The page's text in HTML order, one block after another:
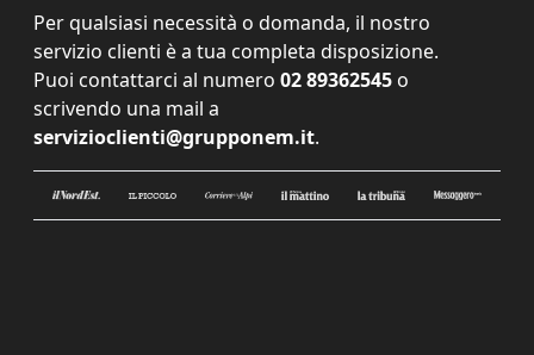
Per qualsiasi necessità o domanda, il nostro
servizio clienti è a tua completa disposizione.
Puoi contattarci al numero 02 89362545 o
scrivendo una mail a
servizioclienti@grupponem.it.